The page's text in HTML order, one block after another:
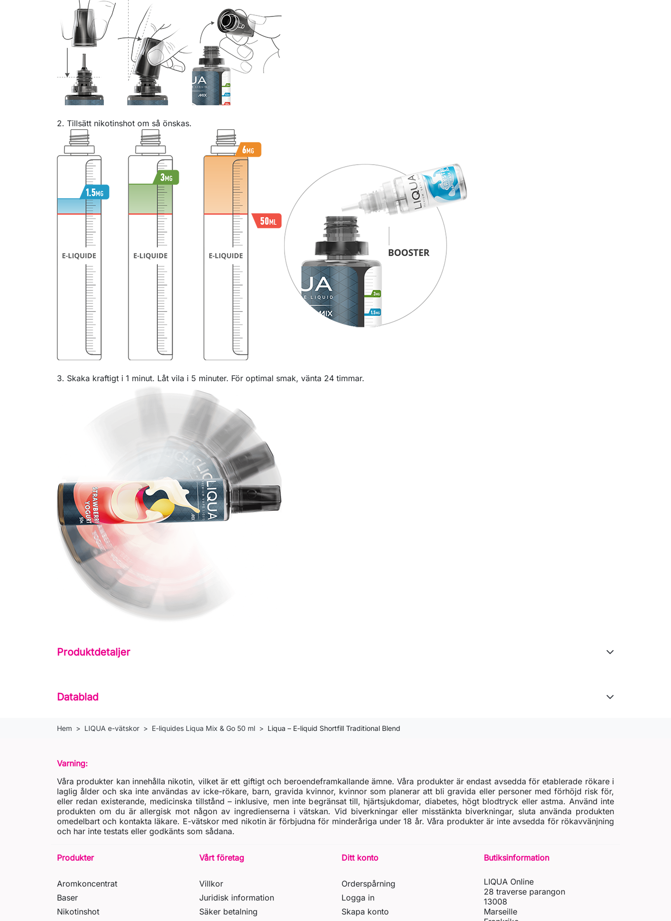
2. Tillsätt nikotinshot om så önskas.
3. Skaka kraftigt i 1 minut. Låt vila i 5 minuter. För optimal smak, vänta 24 timmar.
Produktdetaljer
Datablad
Hem LIQUA e-vätskor E-liquides Liqua Mix & Go 50 ml Liqua – E-liquid Shortfill Traditional Blend
Varning:
Våra produkter kan innehålla nikotin, vilket är ett giftigt och beroendeframkallande ämne. Våra produkter är endast avsedda för etablerade rökare i
laglig ålder och ska inte användas av icke-rökare, barn, gravida kvinnor, kvinnor som planerar att bli gravida eller personer med förhöjd risk för,
eller redan existerande, medicinska tillstånd – inklusive, men inte begränsat till, hjärtsjukdomar, diabetes, högt blodtryck eller astma. Använd inte
produkten om du är allergisk mot någon av ingredienserna i vätskan. Vid biverkningar eller misstänkta biverkningar, sluta använda produkten
omedelbart och kontakta läkare. E-vätskor med nikotin är förbjudna för minderåriga under 18 år. Våra produkter är inte avsedda för rökavvänjning
och har inte testats eller godkänts som sådana.
Produkter
Aromkoncentrat
Baser
Nikotinshot
Vårt företag
Villkor
Juridisk information
Säker betalning
Ditt konto
Orderspårning
Logga in
Skapa konto
Butiksinformation
LIQUA Online
28 traverse parangon
13008
Marseille